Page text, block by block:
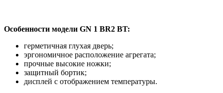
Особенности модели GN 1 BR2 BT:
герметичная глухая дверь;
эргономичное расположение агрегата;
прочные высокие ножки;
защитный бортик;
дисплей с отображением температуры.